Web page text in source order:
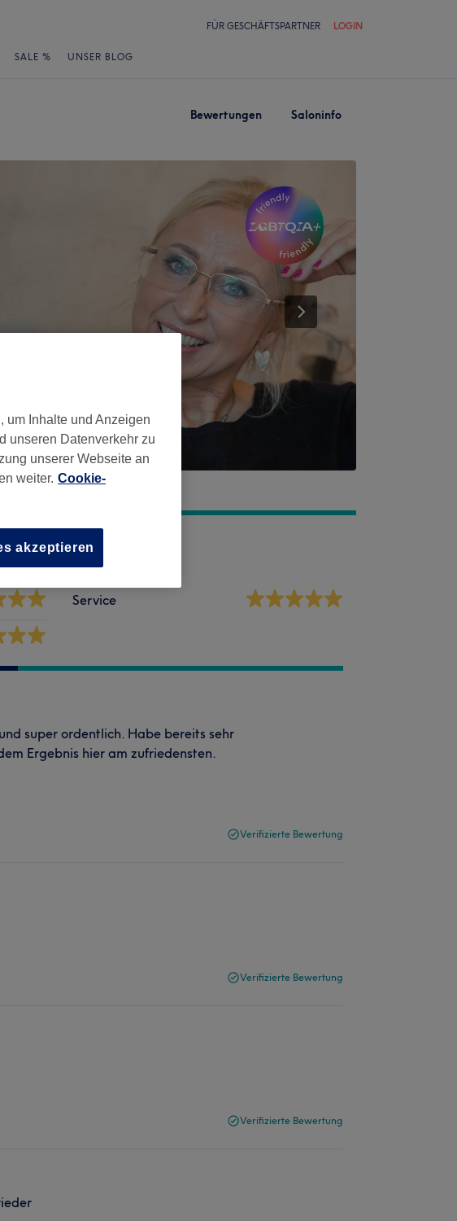
FÜR GESCHÄFTSPARTNER LOGIN
SALE % UNSER BLOG
Bewertungen Saloninfo
Service
super ordentlich. Habe bereits sehr
Ergebnis hier am zufriedensten.
Verifizierte Bewertung
Verifizierte Bewertung
Verifizierte Bewertung
um Inhalte und Anzeigen
unseren Datenverkehr zu
unserer Webseite an
weiter. Cookie-
akzeptieren